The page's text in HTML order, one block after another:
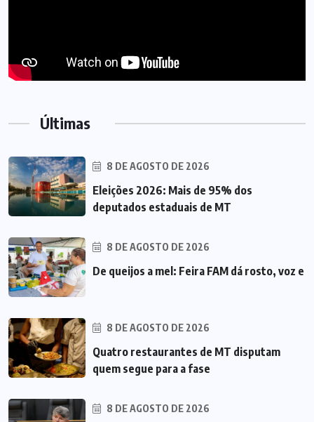
Últimas
8 DE AGOSTO DE 2026
Eleições 2026: Mais de 95% dos
deputados estaduais de MT
8 DE AGOSTO DE 2026
De queijos a mel: Feira FAM dá rosto, voz e
8 DE AGOSTO DE 2026
Quatro restaurantes de MT disputam
quem segue para a fase
8 DE AGOSTO DE 2026